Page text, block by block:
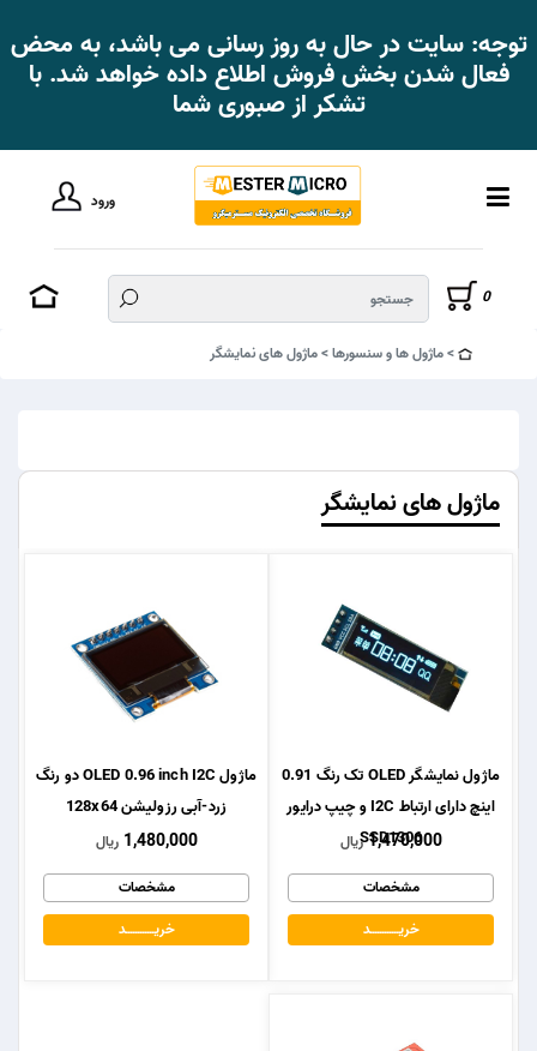
توجه: سایت در حال به روز رسانی می باشد، به محض
فعال شدن بخش فروش اطلاع داده خواهد شد. با
تشکر از صبوری شما
ورود
0
ماژول ها و سنسورها ماژول های نمایشگر
ماژول های نمایشگر
ماژول نمایشگر OLED تک رنگ 0.91
اینچ دارای ارتباط I2C و چیپ درایور
SSD1306
1,470,000 ریال
مشخصات
خریــــــــــــد
ماژول OLED 0.96 inch I2C دو رنگ
زرد-آبی رزولیشن 128x64
1,480,000 ریال
مشخصات
خریــــــــــــد